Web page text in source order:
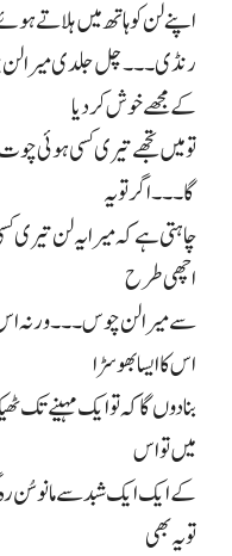
اپنے لن کو ہاتھ میں ہلاتے
رنڈی۔۔۔ چل جلدی میرا
کے مجھے خوش کر دیا
تو میں تجھے تیری کسی ہوئی
گا۔۔۔ اگر تو یہ
چاہتی ہے کہ میرا یہ لن تیری
اچھی طرح
سے میرا لن چوس۔۔۔ ورنہ
اس کا ایسا بھوسڑا
بنا دوں گا کہ تو ایک مہینے
میں تو اس
کے ایک ایک شبد سے مانو سُن
تو یہ بھی